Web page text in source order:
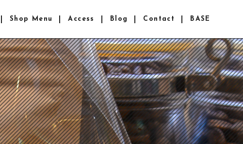
Shop Menu Access Blog Contact BASE